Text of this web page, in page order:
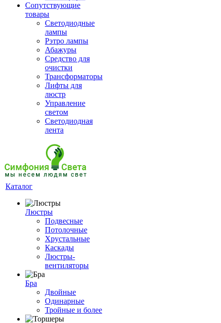
Сопутствующие
товары
Светодиодные
лампы
Рэтро лампы
Абажуры
Средство для
очистки
Трансформаторы
Лифты для
люстр
Управление
светом
Светодиодная
лента
Каталог
Люстры
Подвесные
Потолочные
Хрустальные
Каскады
Люстры-
вентиляторы
Бра
Двойные
Одинарные
Тройные и более